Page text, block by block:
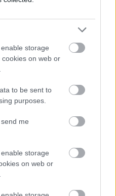
storage
on web or
to be sent to
purposes.
me
storage
on web or
is érinti a hétfői döntés.
2026.08.03.
Hírek